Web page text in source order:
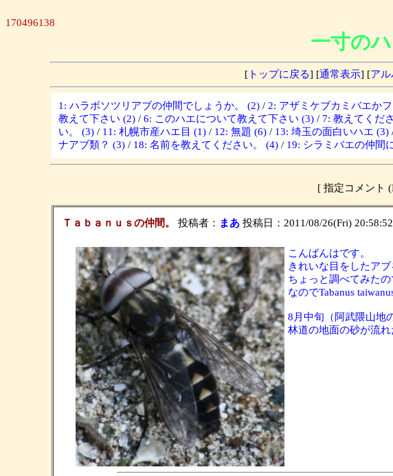
170496138
一寸の
[トップに戻る] [通常表示] [アル
1: ハラボソツリアブの仲間でしょうか。 (2) / 2: アザミケブカミバエか
教えて下さい (2) / 6: このハエについて教えて下さい (3) / 7: 教えてくだ
い。 (3) / 11: 札幌市産ハエ目 (1) / 12: 無題 (6) / 13: 埼玉の面白いハエ (3)
ナアブ類？ (3) / 18: 名前を教えてください。 (4) / 19: シラミバエの仲間
[ 指定コメント
Ｔａｂａｎｕｓの仲間。 投稿者： まあ投稿日：2011/08/26(Fri) 20:58:52
こんばんはです。
きれいな目をしたアブ
ちょっと調べてみたの
なのでTabanus
8月中旬（阿武隈山地
林道の地面の砂が流れ